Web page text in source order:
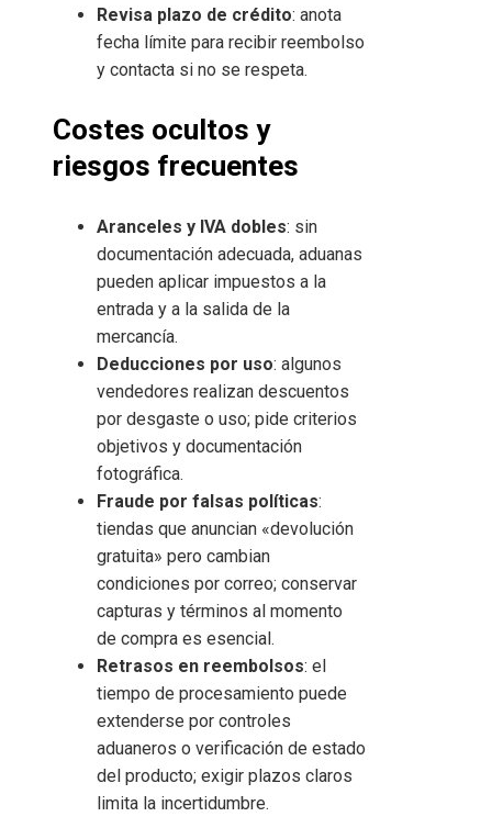
Revisa plazo de crédito: anota
fecha límite para recibir reembolso
y contacta si no se respeta.
Costes ocultos y
riesgos frecuentes
Aranceles y IVA dobles: sin
documentación adecuada, aduanas
pueden aplicar impuestos a la
entrada y a la salida de la
mercancía.
Deducciones por uso: algunos
vendedores realizan descuentos
por desgaste o uso; pide criterios
objetivos y documentación
fotográfica.
Fraude por falsas políticas:
tiendas que anuncian «devolución
gratuita» pero cambian
condiciones por correo; conservar
capturas y términos al momento
de compra es esencial.
Retrasos en reembolsos: el
tiempo de procesamiento puede
extenderse por controles
aduaneros o verificación de estado
del producto; exigir plazos claros
limita la incertidumbre.